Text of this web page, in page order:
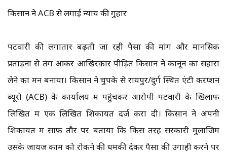
किसान ने ACB से लगाई न्याय की गुहार
पटवारी की लगातार बढ़ती जा रही पैसों की मांग और मानसिक
प्रताड़ना से तंग आकर आखिरकार पीड़ित किसान ने कानून का सहारा
लेने का मन बनाया। किसान ने चुपके से रायपुर/दुर्ग स्थित एंटी करप्शन
ब्यूरो (ACB) के कार्यालय में पहुंचकर आरोपी पटवारी के खिलाफ
लिखित में एक लिखित शिकायत दर्ज करा दी। किसान ने अपनी
शिकायत में साफ तौर पर बताया कि किस तरह सरकारी मुलाजिम
उसके जायज काम को रोकने की धमकी देकर पैसों की उगाही करने पर